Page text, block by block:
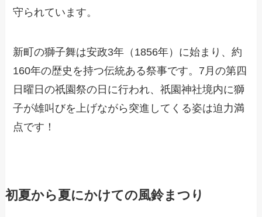
守られています。
新町の獅子舞は安政3年（1856年）に始まり、約
160年の歴史を持つ伝統ある祭事です。7月の第四
日曜日の祇園祭の日に行われ、祇園神社境内に獅
子が雄叫びを上げながら突進してくる姿は迫力満
点です！
初夏から夏にかけての風鈴まつり